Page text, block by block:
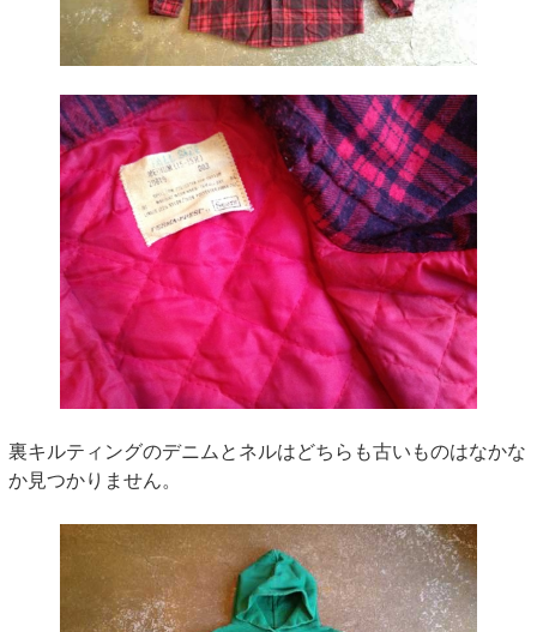
裏キルティングのデニムとネルはどちらも古いものはなかな
か見つかりません。